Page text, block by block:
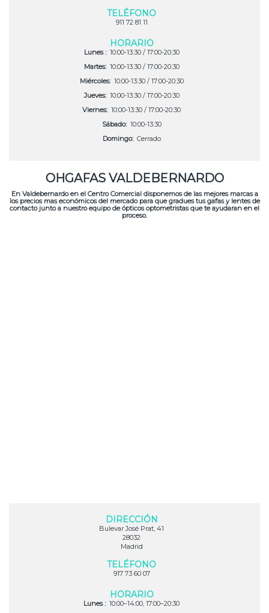
TELÉFONO
911 72 81 11
HORARIO
Lunes : 10:00-13:30 / 17:00-20:30
Martes: 10:00-13:30 / 17:00-20:30
Miércoles: 10:00-13:30 / 17:00-20:30
Jueves: 10:00-13:30 / 17:00-20:30
Viernes: 10:00-13:30 / 17:00-20:30
Sábado: 10:00-13:30
Domingo: Cerrado
OHGAFAS VALDEBERNARDO
En Valdebernardo en el Centro Comercial disponemos de las mejores marcas a
los precios mas económicos del mercado para que gradues tus gafas y lentes de
contacto junto a nuestro equipo de ópticos optometristas que te ayudaran en el
proceso.
DIRECCIÓN
Bulevar José Prat, 41
28032
Madrid
TELÉFONO
917 73 60 07
HORARIO
Lunes : 10:00–14:00, 17:00–20:30